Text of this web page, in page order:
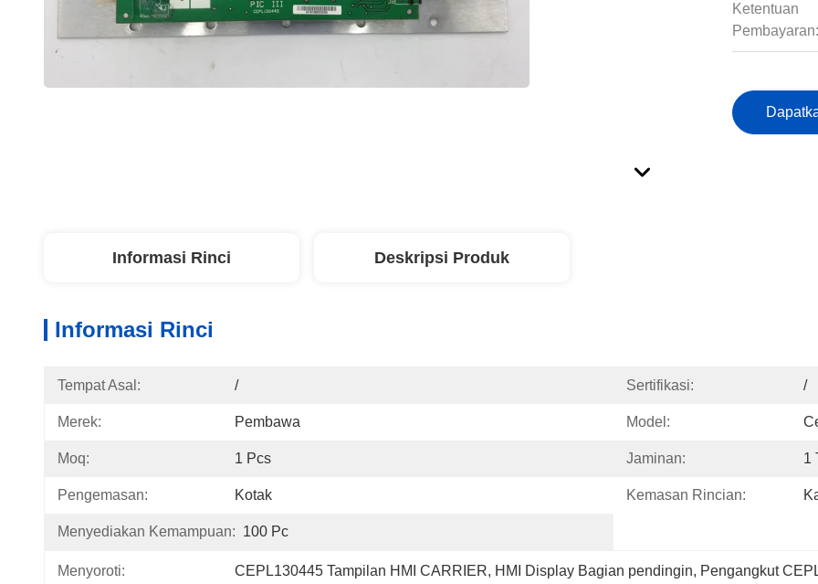
Ketentuan
Pembayaran:
Informasi Rinci Deskripsi Produk
Informasi Rinci
Tempat Asal: / Sertifikasi: /
Merek: Pembawa Model:
Moq: 1 Pcs Jaminan: 1
Pengemasan: Kotak Kemasan Rincian:
Menyediakan Kemampuan: 100 Pc
Menyoroti: CEPL130445 Tampilan HMI CARRIER, HMI Display Bagian pendingin, Pengangkut